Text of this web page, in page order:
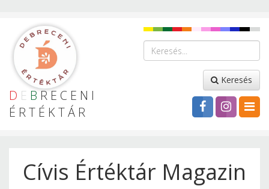
D E B RECENI
ÉRTÉKTÁR
Keresés
Cívis Értéktár Magazin